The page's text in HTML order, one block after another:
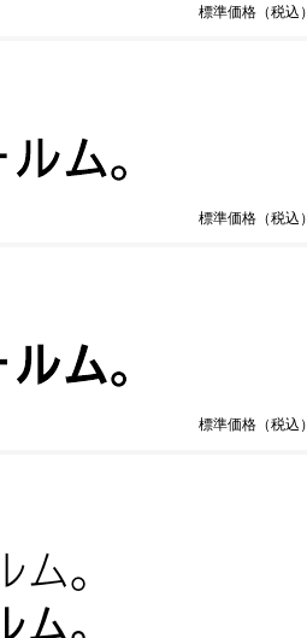
標準価格（税込）
標準価格（税込）
標準価格（税込）